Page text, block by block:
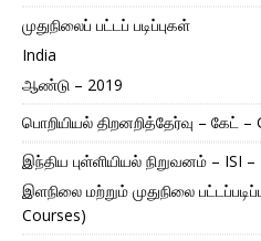
முதுநிலைப் பட்டப் படிப்புகள்
India
ஆண்டு – 2019
பொறியியல் திறனறித்தேர்வு – கேட் –
இந்திய புள்ளியியல் நிறுவனம் – ISI
இளநிலை மற்றும் முதுநிலை
Courses)